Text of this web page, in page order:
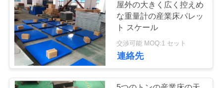
い
引
用
システムの重量を
量る車
10
屋外の大きく広く控えめ
な重量計の産業床パレッ
ト スケール
交渉可能 MOQ:1 セット
連絡先